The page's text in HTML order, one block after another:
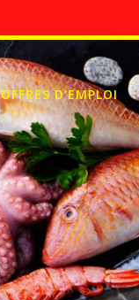
OFFRES D’EMPLOI